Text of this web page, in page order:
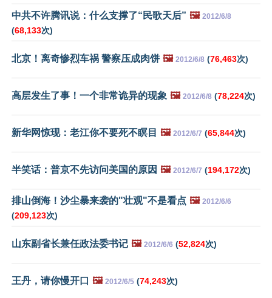
中共不许腾讯说：什么支撑了“民歌天后” 🖼️ 2012/6/8
(68,133次)
北京！离奇惨烈车祸 警察压成肉饼 🖼️ 2012/6/8 (76,463次)
高层发生了事！一个非常诡异的现象 🖼️ 2012/6/8 (78,224次)
新华网惊现：老江你不要死不瞑目 🖼️ 2012/6/7 (65,844次)
半笑话：普京不先访问美国的原因 🖼️ 2012/6/7 (194,172次)
排山倒海！沙尘暴来袭的"壮观"不是看点 🖼️ 2012/6/6
(209,123次)
山东副省长兼任政法委书记 🖼️ 2012/6/6 (52,824次)
王丹，请你慢开口 🖼️ 2012/6/5 (74,243次)